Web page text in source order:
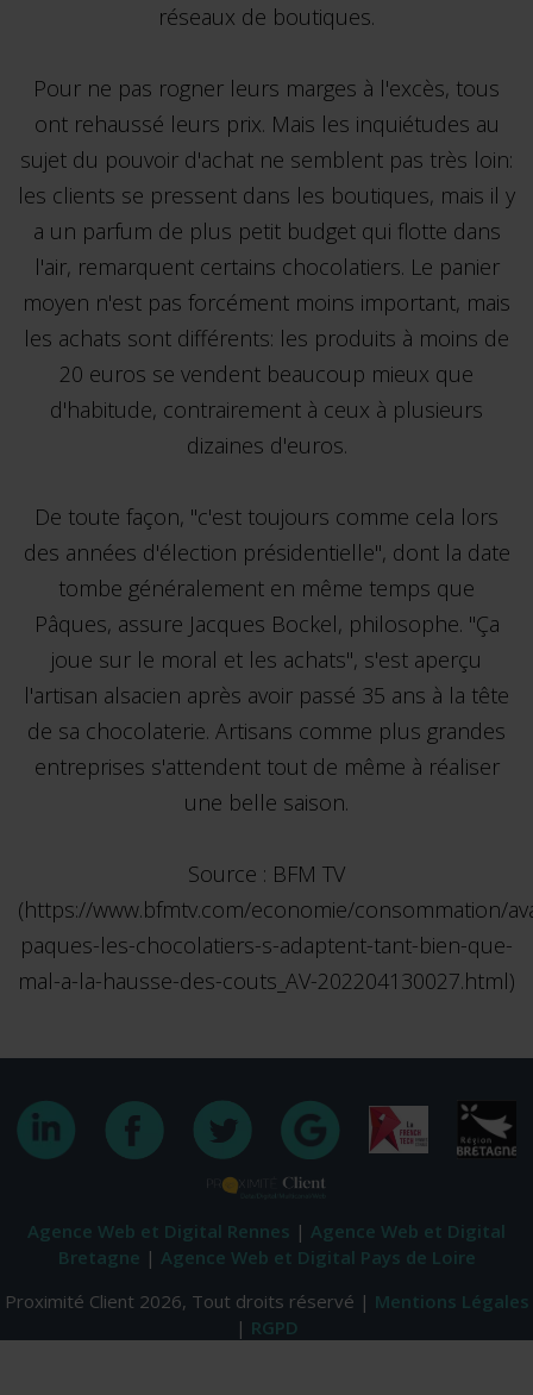
réseaux de boutiques.
Pour ne pas rogner leurs marges à l'excès, tous
ont rehaussé leurs prix. Mais les inquiétudes au
sujet du pouvoir d'achat ne semblent pas très loin:
les clients se pressent dans les boutiques, mais il y
a un parfum de plus petit budget qui flotte dans
l'air, remarquent certains chocolatiers. Le panier
moyen n'est pas forcément moins important, mais
les achats sont différents: les produits à moins de
20 euros se vendent beaucoup mieux que
d'habitude, contrairement à ceux à plusieurs
dizaines d'euros.
De toute façon, "c'est toujours comme cela lors
des années d'élection présidentielle", dont la date
tombe généralement en même temps que
Pâques, assure Jacques Bockel, philosophe. "Ça
joue sur le moral et les achats", s'est aperçu
l'artisan alsacien après avoir passé 35 ans à la tête
de sa chocolaterie. Artisans comme plus grandes
entreprises s'attendent tout de même à réaliser
une belle saison.
Source : BFM TV
(https://www.bfmtv.com/economie/consommation/
paques-les-chocolatiers-s-adaptent-tant-bien-que-
mal-a-la-hausse-des-couts_AV-202204130027.html)
Agence Web et Digital Rennes | Agence Web et Digital
Bretagne | Agence Web et Digital Pays de Loire
Proximité Client 2026, Tout droits réservé | Mentions Légales
| RGPD